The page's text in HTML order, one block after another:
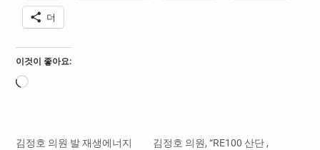
더
이것이 좋아요:
로
김정호 의원 발 재생에너지
김정호 의원, “RE100 산단 ,